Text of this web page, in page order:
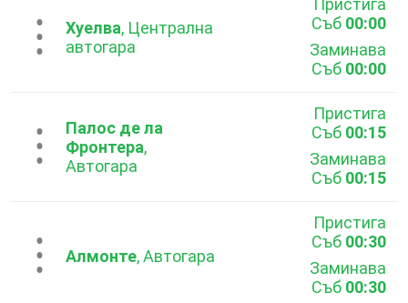
...Хуелва, Централна
автогара
Пристига
Съб 00:00
Заминава
Съб 00:00
...Палос де ла
Фронтера,
Автогара
Пристига
Съб 00:15
Заминава
Съб 00:15
...Алмонте, Автогара
Пристига
Съб 00:30
Заминава
Съб 00:30